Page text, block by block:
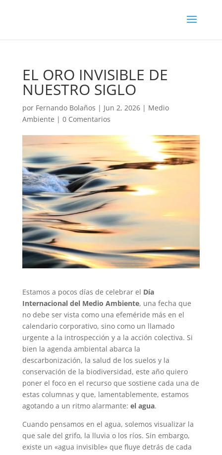
EL ORO INVISIBLE DE
NUESTRO SIGLO
por Fernando Bolaños | Jun 2, 2026| Medio
Ambiente | 0 Comentarios
Estamos a pocos días de celebrar el Día
Internacional del Medio Ambiente, una fecha que
no debe ser vista como una efeméride más en el
calendario corporativo, sino como un llamado
urgente a la introspección y a la acción colectiva. Si
bien la agenda ambiental abarca la
descarbonización, la salud de los suelos y la
conservación de la biodiversidad, este año quiero
poner el foco en el recurso que sostiene cada una de
estas columnas y que, lamentablemente, estamos
agotando a un ritmo alarmante: el agua.
Cuando pensamos en el agua, solemos visualizar la
que sale del grifo, la lluvia o los ríos. Sin embargo,
existe un «agua invisible» que fluye detrás de cada